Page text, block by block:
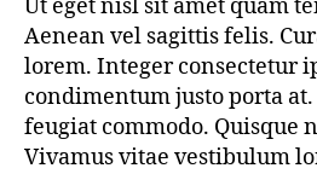
Ut eget nisl sit amet quam
Aenean vel sagittis felis.
lorem. Integer consectetur
condimentum justo porta
feugiat commodo. Quisque
Vivamus vitae vestibulum